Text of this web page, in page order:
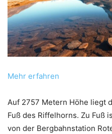
Mehr erfahren
Auf 2757 Metern Höhe liegt
Fuß des Riffelhorns. Zu Fuß
von der Bergbahnstation